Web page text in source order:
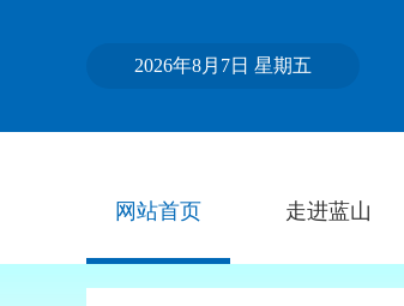
2026年8月7日 星期五
网站首页 走进蓝山